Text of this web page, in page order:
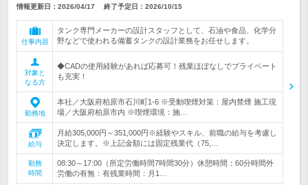
情報更新日：2026/04/17 終了予定日： 2026/10/15
仕事内容
タンク専門メーカーの設計スタッフとして、石油や食品、化学分
野などで使われる備蓄タンクの設計業務をお任せします。
対象と
なる方
◆CADの使用経験があれば応募可！残業ほぼなしでプライベート
も充実！
勤務地
本社／大阪府柏原市石川町1‐6 ※受動喫煙対策：屋内禁煙 施工現
場／大阪府柏原市内 ※喫煙環境：施…
給与
月給305,000円～351,000円※経験やスキル、前職の給与を考慮し
決定します。※上記金額には固定残業代（75,…
勤務
時間
08:30～17:00（所定労働時間7時間30分）休憩時間：60分時間外
労働の有無：有残業時間：月1…